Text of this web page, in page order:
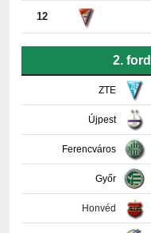
ZTE
Újpest
Ferencváros
Győr
Honvéd
PAFC